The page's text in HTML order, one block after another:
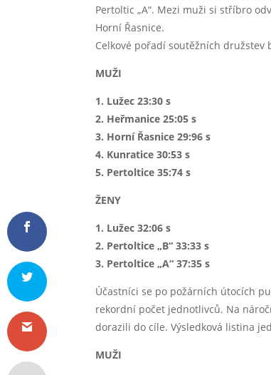
Pertoltic „A“. Mezi muži si stříbro
Horní Řasnice.
Celkové pořadí soutěžních družstev
MUŽI
1. Lužec 23:30 s
2. Heřmanice 25:05 s
3. Horní Řasnice 29:96 s
4. Kunratice 30:53 s
5. Pertoltice 35:74 s
ŽENY
1. Lužec 32:06 s
2. Pertoltice „B“ 33:33 s
3. Pertoltice „A“ 37:35 s
Účastníci se po požárních útocích
rekordní počet jednotlivců. Na
dorazili do cíle. Výsledková listina
MUŽI